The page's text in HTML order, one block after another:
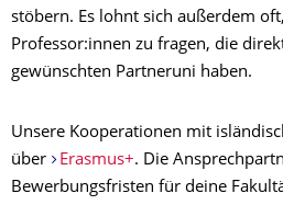
stöbern. Es lohnt sich außerdem
Professor:innen zu fragen, die
gewünschten Partneruni haben.
Unsere Kooperationen mit
über
Erasmus+. Die
Bewerbungsfristen für deine